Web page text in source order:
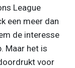
League
een meer dan
de interesse
Maar het is
voor